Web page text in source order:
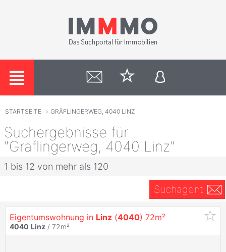
STARTSEITE › GRÄFLINGERWEG, 4040 LINZ
Suchergebnisse für
"Gräflingerweg, 4040 Linz"
1 bis 12 von mehr als 120
Suchagent
Eigentumswohnung in Linz (4040) 72m²
4040 Linz / 72m²